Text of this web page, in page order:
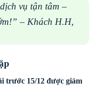
vụ tận tâm –
– Khách H.H,
trước 15/12 được giảm